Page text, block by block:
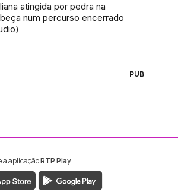
atingida por pedra na
num percurso encerrado
PUB
Madeira
Madeira
a aplicaçãoRTP Play